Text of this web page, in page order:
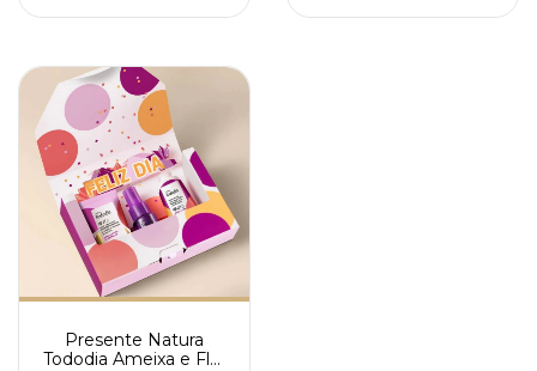
Presente Natura
Tododia Ameixa e Flor